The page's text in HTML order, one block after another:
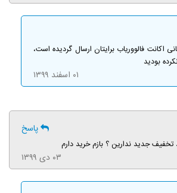
اکانت فالووریاب برایتان ارسال گردیده است،
بودید
۰۱ اسفند ۱۳۹۹
پاسخ
جدید ندارین ؟ بازم خرید دارم
۰۳ دی ۱۳۹۹